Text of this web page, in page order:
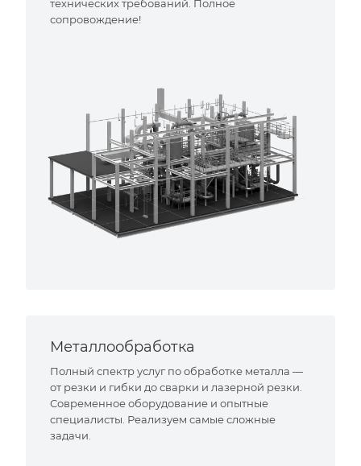
технических требований. Полное
сопровождение!
Металлообработка
Полный спектр услуг по обработке металла —
от резки и гибки до сварки и лазерной резки.
Современное оборудование и опытные
специалисты. Реализуем самые сложные
задачи.